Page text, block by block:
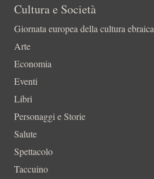
Cultura e Società
Giornata europea della cultura ebraica
Arte
Economia
Eventi
Libri
Personaggi e Storie
Salute
Spettacolo
Taccuino